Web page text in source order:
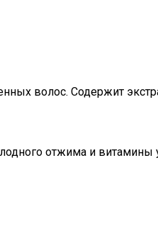
волос. Содержит
отжима и витамины